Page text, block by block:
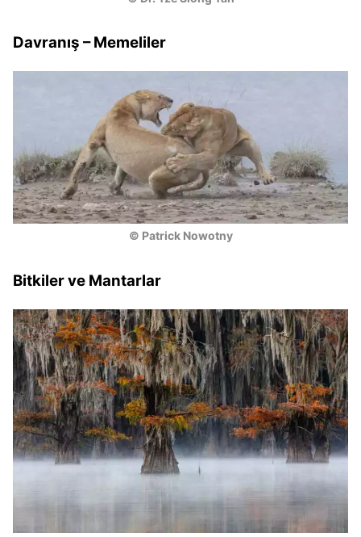
Davranış – Memeliler
© Patrick Nowotny
Bitkiler ve Mantarlar